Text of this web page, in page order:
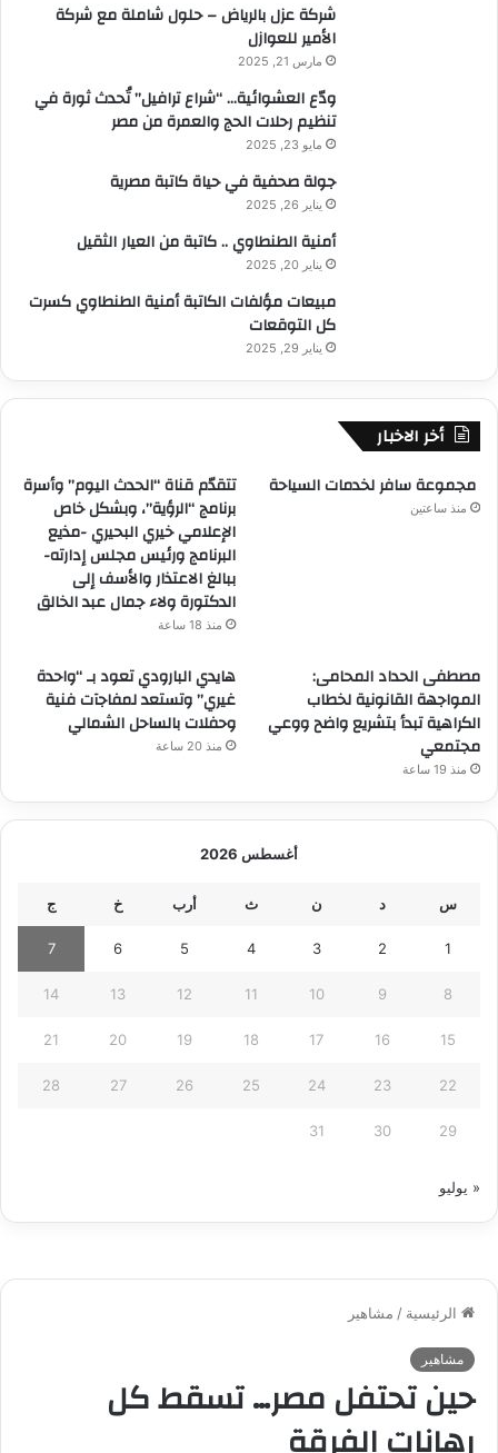
شركة عزل بالرياض – حلول شاملة مع شركة
الأمير للعوازل
مارس 21, 2025
ودّع العشوائية… “شراع ترافيل” تُحدث ثورة في
تنظيم رحلات الحج والعمرة من مصر
مايو 23, 2025
جولة صحفية في حياة كاتبة مصرية
يناير 26, 2025
أمنية الطنطاوي .. كاتبة من العيار الثقيل
يناير 20, 2025
مبيعات مؤلفات الكاتبة أمنية الطنطاوي كسرت
كل التوقعات
يناير 29, 2025
أخر الاخبار
مجموعة سافر لخدمات السياحة
منذ ساعتين
تتقدّم قناة “الحدث اليوم” وأسرة
برنامج “الرؤية”، وبشكل خاص
الإعلامي خيري البحيري -مذيع
البرنامج ورئيس مجلس إدارته-
ببالغ الاعتذار والأسف إلى
الدكتورة ولاء جمال عبد الخالق
منذ 18 ساعة
مصطفى الحداد المحامى:
المواجهة القانونية لخطاب
الكراهية تبدأ بتشريع واضح ووعي
مجتمعي
منذ 19 ساعة
هايدي البارودي تعود بـ “واحدة
غيري” وتستعد لمفاجآت فنية
وحفلات بالساحل الشمالي
منذ 20 ساعة
أغسطس 2026
س د ن ث أرب خ ج
1
2
3
4
5
6
7
8
9
10
11
12
13
14
15
16
17
18
19
20
21
22
23
24
25
26
27
28
29
30
31
« يوليو